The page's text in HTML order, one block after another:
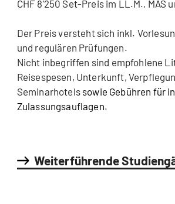
CHF 8'250 Set-Preis im LL.M., MAS
Der Preis versteht sich inkl.
und regulären Prüfungen.
Nicht inbegriffen sind empfohlene
Reisespesen, Unterkunft,
Seminarhotels sowie Gebühren für
Zulassungsauflagen.
Weiterführende